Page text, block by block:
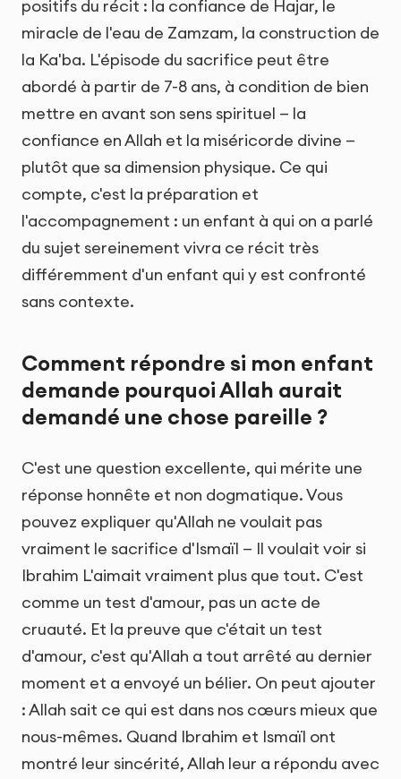
positifs du récit : la confiance de Hajar, le
miracle de l'eau de Zamzam, la construction de
la Ka'ba. L'épisode du sacrifice peut être
abordé à partir de 7-8 ans, à condition de bien
mettre en avant son sens spirituel — la
confiance en Allah et la miséricorde divine —
plutôt que sa dimension physique. Ce qui
compte, c'est la préparation et
l'accompagnement : un enfant à qui on a parlé
du sujet sereinement vivra ce récit très
différemment d'un enfant qui y est confronté
sans contexte.
Comment répondre si mon enfant
demande pourquoi Allah aurait
demandé une chose pareille ?
C'est une question excellente, qui mérite une
réponse honnête et non dogmatique. Vous
pouvez expliquer qu'Allah ne voulait pas
vraiment le sacrifice d'Ismaïl — Il voulait voir si
Ibrahim L'aimait vraiment plus que tout. C'est
comme un test d'amour, pas un acte de
cruauté. Et la preuve que c'était un test
d'amour, c'est qu'Allah a tout arrêté au dernier
moment et a envoyé un bélier. On peut ajouter
: Allah sait ce qui est dans nos cœurs mieux que
nous-mêmes. Quand Ibrahim et Ismaïl ont
montré leur sincérité, Allah leur a répondu avec